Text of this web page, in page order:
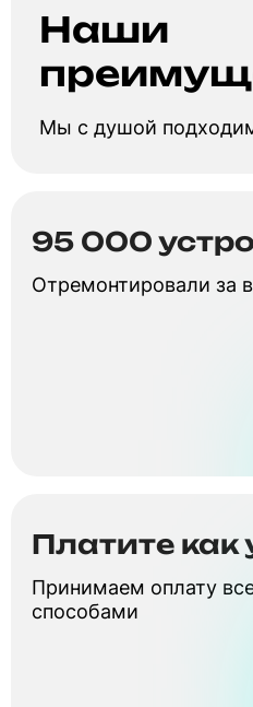
Наши
Мы с душой
95 000
Отремонтировали за
Платите как
Принимаем оплату
способами